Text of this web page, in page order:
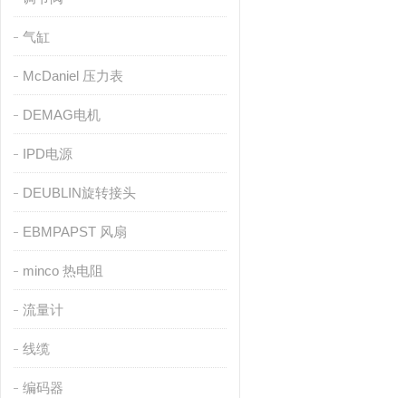
气缸
McDaniel 压力表
DEMAG电机
IPD电源
DEUBLIN旋转接头
EBMPAPST 风扇
minco 热电阻
流量计
线缆
编码器